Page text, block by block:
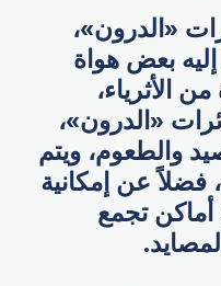
«الدرون»،
إليه بعض هواة
الأثرياء،
«الدرون»،
والطعوم، ويتم
فضلاً عن إمكانية
تجمع